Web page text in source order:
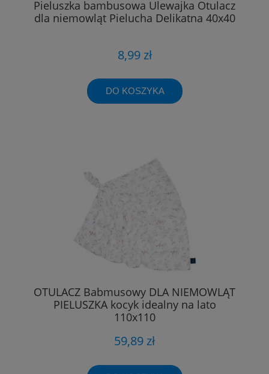
Pieluszka bambusowa Ulewajka Otulacz
dla niemowląt Pielucha Delikatna 40x40
8,99 zł
DO KOSZYKA
OTULACZ Babmusowy DLA NIEMOWLĄT
PIELUSZKA kocyk idealny na lato
110x110
59,89 zł